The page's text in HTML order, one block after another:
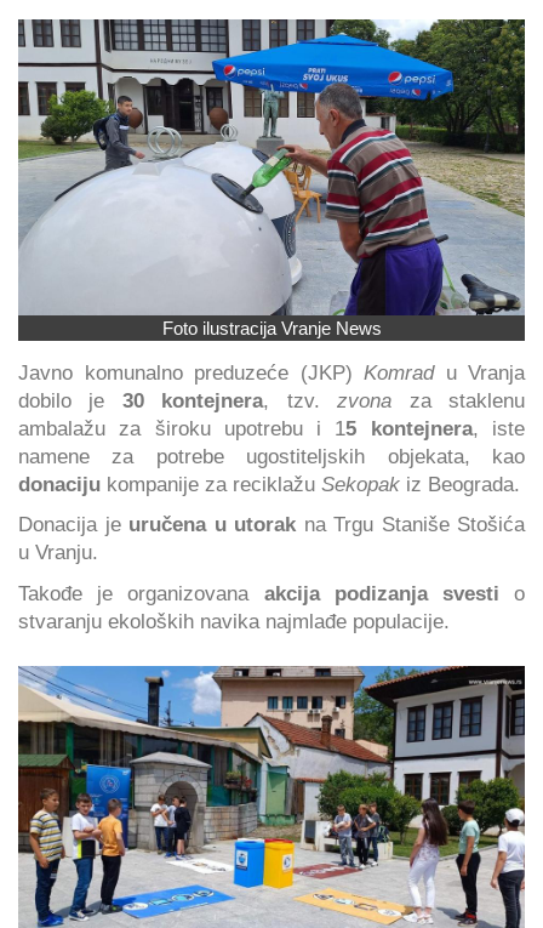
Foto ilustracija Vranje News
Javno komunalno preduzeće (JKP) Komradu Vranja
dobilo je 30 kontejnera, tzv.zvona za staklenu
ambalažu za široku upotrebu i 15 kontejnera, iste
namene za potrebe ugostiteljskih objekata, kao
donaciju kompanije za reciklažu Sekopak iz Beograda.
Donacija je uručena u utorak na Trgu Staniše Stošića
u Vranju.
Takođe je organizovana akcija podizanja svesti o
stvaranju ekoloških navika najmlađe populacije.